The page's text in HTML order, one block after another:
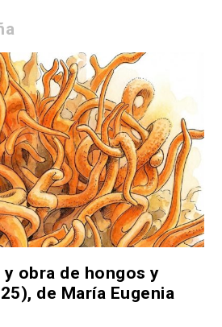
y obra de hongos y
de María Eugenia